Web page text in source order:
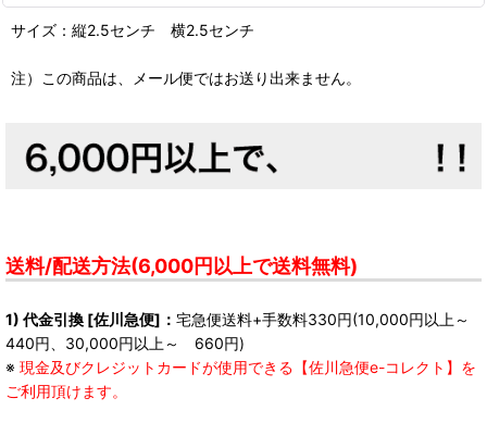
サイズ：縦2.5センチ 横2.5センチ
注）この商品は、メール便ではお送り出来ません。
送料/配送方法(6,000円以上で送料無料)
1) 代金引換 [佐川急便]： 宅急便送料+手数料330円(10,000円以上～
440円、30,000円以上～ 660円)
※ 現金及びクレジットカードが使用できる【佐川急便e-コレクト】を
ご利用頂けます。